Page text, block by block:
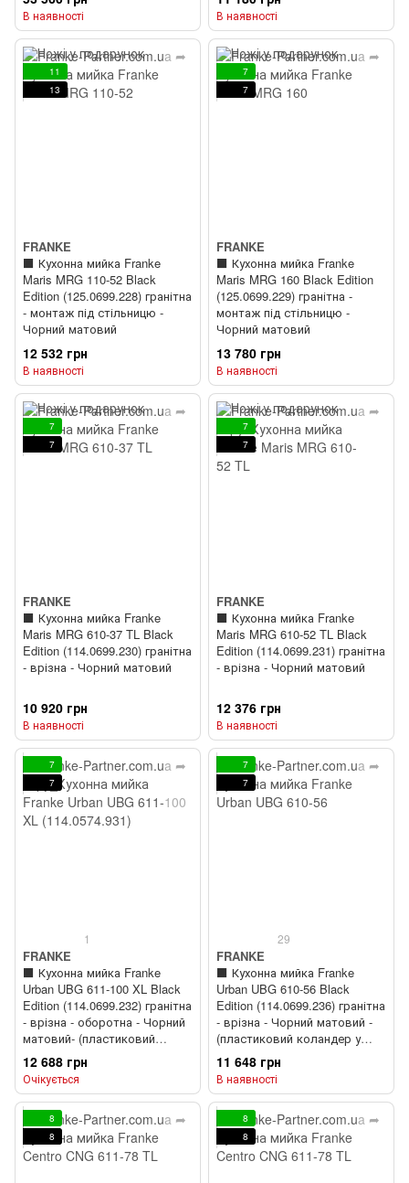
комплекті) + ⬛️ Кухонний
змішувач Franke Active Twist
(115.0669.769) Чорний
матовий
В наявності В наявності
11
13
FRANKE
⬛️ Кухонна мийка Franke
Maris MRG 110-52 Black
Edition (125.0699.228) гранітна
- монтаж під стільницю -
Чорний матовий
12 532 грн
В наявності
7
7
FRANKE
⬛️ Кухонна мийка Franke
Maris MRG 160 Black Edition
(125.0699.229) гранітна -
монтаж під стільницю -
Чорний матовий
13 780 грн
В наявності
7
7
FRANKE
⬛️ Кухонна мийка Franke
Maris MRG 610-37 TL Black
Edition (114.0699.230) гранітна
- врізна - Чорний матовий
10 920 грн
В наявності
7
7
FRANKE
⬛️ Кухонна мийка Franke
Maris MRG 610-52 TL Black
Edition (114.0699.231) гранітна
- врізна - Чорний матовий
12 376 грн
В наявності
7
7
1
FRANKE
⬛️ Кухонна мийка Franke
Urban UBG 611-100 XL Black
Edition (114.0699.232) гранітна
- врізна - оборотна - Чорний
матовий- (пластиковий
коландер у комлекті)
12 688 грн
Очікується
7
7
29
FRANKE
⬛️ Кухонна мийка Franke
Urban UBG 610-56 Black
Edition (114.0699.236) гранітна
- врізна - Чорний матовий -
(пластиковий коландер у
комлекті)
11 648 грн
В наявності
8
8
8
8